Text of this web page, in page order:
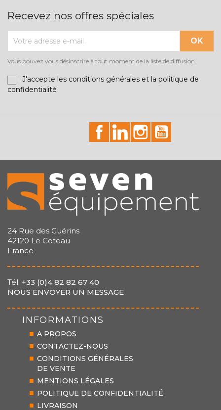
Recevez nos offres spéciales
Vous pouvez vous désinscrire à tout moment de la liste de diffusion.
J'accepte les conditions générales et la politique de
confidentialité
id="facebook-social"
id="linkedin-social"
id="instagram-
24 Rue des Guérins
42120 Le Coteau
France
Tél. +33 (0)4 82 82 67 40
NOUS ENVOYER UN MESSAGE
INFORMATIONS
A PROPOS
CONTACTEZ-NOUS
CONDITIONS GÉNÉRALES
DE VENTE
MENTIONS LÉGALES
POLITIQUE DE CONFIDENTIALITÉ
LIVRAISON